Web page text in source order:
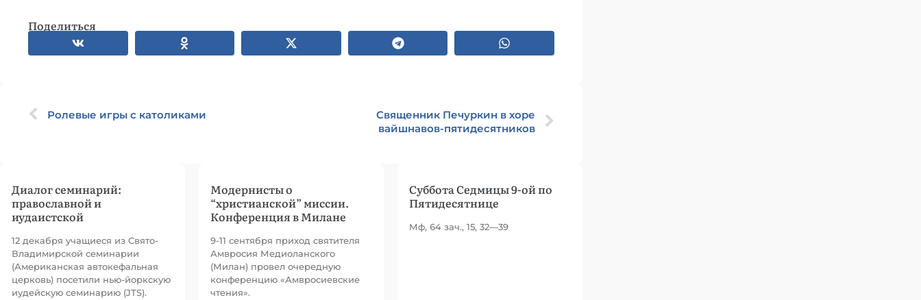
Поделиться
Ролевые игры с католиками
Священник Печуркин в хоре
вайшнавов-пятидесятников
Диалог семинарий:
православной и
иудаистской
12 декабря учащиеся из Свято-
Владимирской семинарии
(Американская автокефальная
церковь) посетили нью-йоркскую
иудейскую семинарию (JTS).
Модернисты о
“христианской” миссии.
Конференция в Милане
9-11 сентября приход святителя
Амвросия Медиоланского
(Милан) провел очередную
конференцию «Амвросиевские
чтения».
Суббота Седмицы 9-ой по
Пятидесятнице
Мф, 64 зач., 15, 32—39